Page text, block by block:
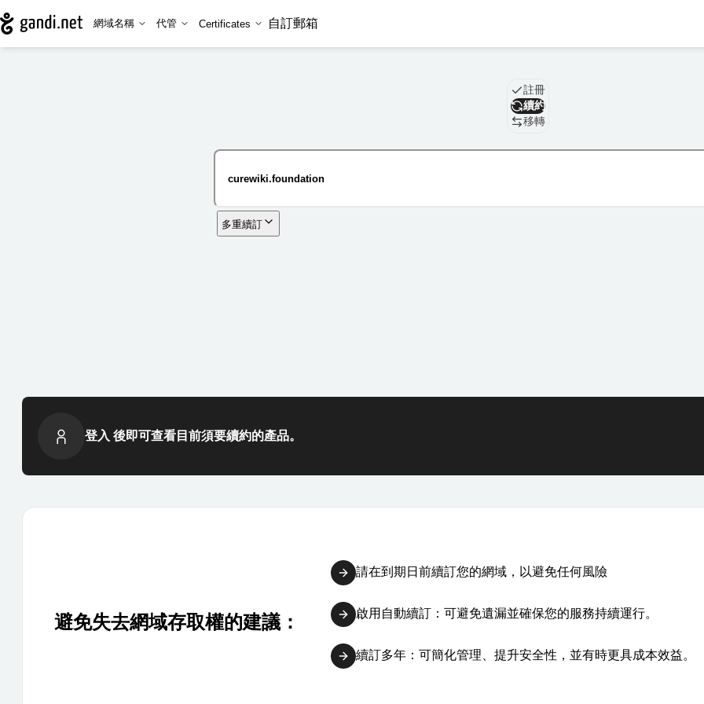
網域名稱 代管 Certificates 自訂郵箱
域名註冊
續約
移轉
多重續訂
登入 後即可查看目前須要續約的產品。
避免失去網域存取權的建議：
請在到期日前續訂您的網域，以避免任何風險
啟用自動續訂：可避免遺漏並確保您的服務持續運行。
續訂多年：可簡化管理、提升安全性，並有時更具成本效益。